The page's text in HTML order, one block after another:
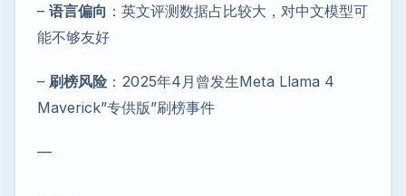
– 语言偏向 ：英文评测数据占比较大，对中文模型可
能不够友好
– 刷榜风险：2025年4月曾发生Meta Llama 4
Maverick”专供版”刷榜事件
—